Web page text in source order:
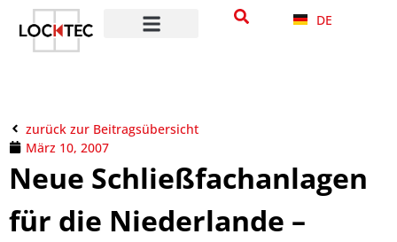
DE
zurück zur Beitragsübersicht
März 10, 2007
Neue Schließfachanlagen
für die Niederlande –